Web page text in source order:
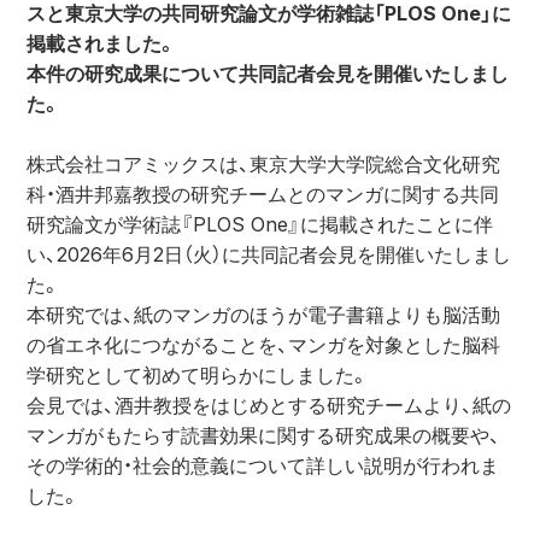
スと東京大学の共同研究論文が学術雑誌「PLOS One」に
掲載されました。
本件の研究成果について共同記者会見を開催いたしまし
た。
株式会社コアミックスは、東京大学大学院総合文化研究
科・酒井邦嘉教授の研究チームとのマンガに関する共同
研究論文が学術誌『PLOS One』に掲載されたことに伴
い、2026年6月2日（火）に共同記者会見を開催いたしまし
た。
本研究では、紙のマンガのほうが電子書籍よりも脳活動
の省エネ化につながることを、マンガを対象とした脳科
学研究として初めて明らかにしました。
会見では、酒井教授をはじめとする研究チームより、紙の
マンガがもたらす読書効果に関する研究成果の概要や、
その学術的・社会的意義について詳しい説明が行われま
した。